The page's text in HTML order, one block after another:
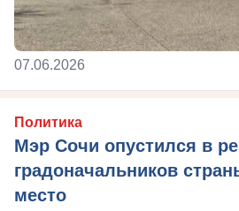
07.06.2026
Политика
Мэр Сочи опустился в
градоначальников
место